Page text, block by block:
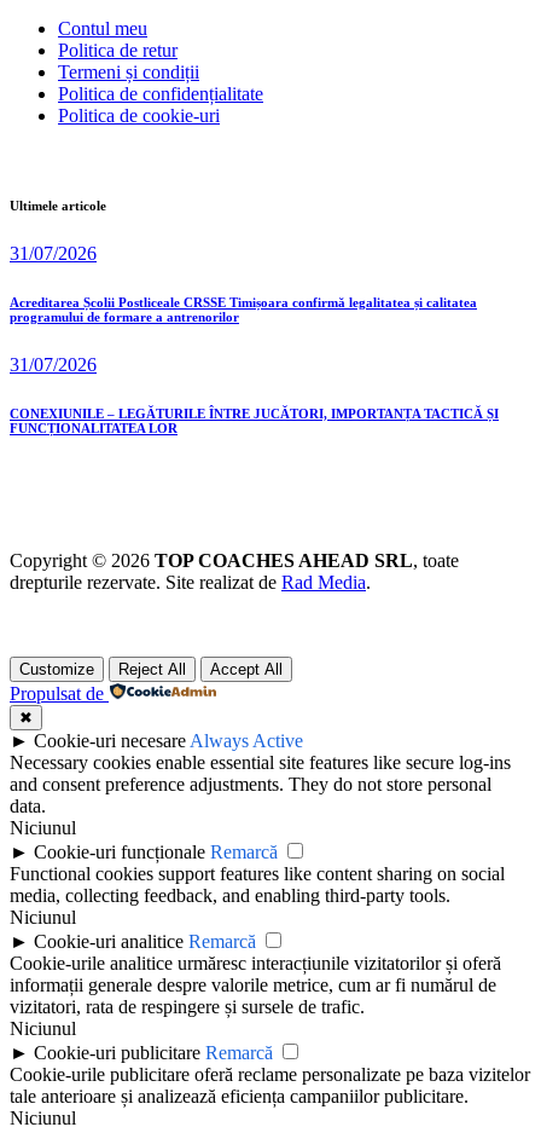
Contul meu
Politica de retur
Termeni și condiții
Politica de confidențialitate
Politica de cookie-uri
Ultimele articole
31/07/2026
Acreditarea Școlii Postliceale CRSSE Timișoara confirmă legalitatea și calitatea
programului de formare a antrenorilor
31/07/2026
CONEXIUNILE – LEGĂTURILE ÎNTRE JUCĂTORI, IMPORTANȚA TACTICĂ ȘI
FUNCȚIONALITATEA LOR
Copyright © 2026 TOP COACHES AHEAD SRL, toate
drepturile rezervate. Site realizat de Rad Media.
Customize Reject All Accept All
Propulsat de
✖
► Cookie-uri necesare Always Active
Necessary cookies enable essential site features like secure log-ins
and consent preference adjustments. They do not store personal
data.
Niciunul
► Cookie-uri funcționale Remarcă
Functional cookies support features like content sharing on social
media, collecting feedback, and enabling third-party tools.
Niciunul
► Cookie-uri analitice Remarcă
Cookie-urile analitice urmăresc interacțiunile vizitatorilor și oferă
informații generale despre valorile metrice, cum ar fi numărul de
vizitatori, rata de respingere și sursele de trafic.
Niciunul
► Cookie-uri publicitare Remarcă
Cookie-urile publicitare oferă reclame personalizate pe baza vizitelor
tale anterioare și analizează eficiența campaniilor publicitare.
Niciunul